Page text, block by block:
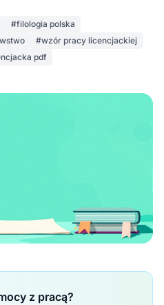
#filologia polska
#wzór pracy licencjackiej
pdf
z pracą?